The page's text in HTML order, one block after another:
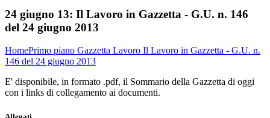
24 giugno 13: Il Lavoro in Gazzetta - G.U. n. 146
del 24 giugno 2013
HomePrimo piano Gazzetta Lavoro Il Lavoro in Gazzetta - G.U. n.
146 del 24 giugno 2013
E' disponibile, in formato .pdf, il Sommario della Gazzetta di oggi
con i links di collegamento ai documenti.